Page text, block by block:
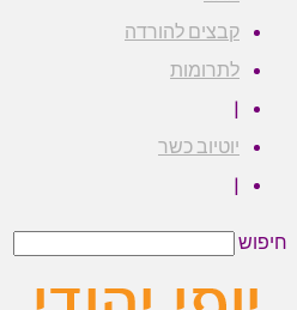
קבצים להורדה
לתרומות
|
יוטיוב כשר
|
חיפוש